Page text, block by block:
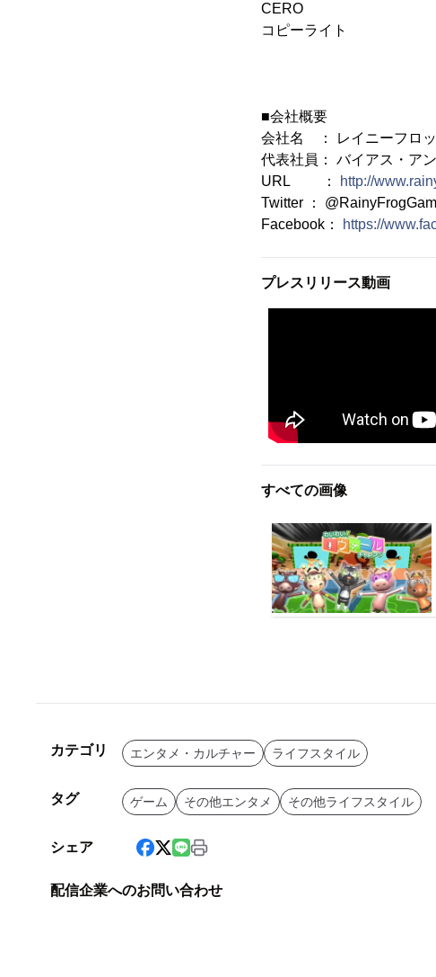
CERO ：A(
コピーライト ：
Licensed to
■会社概要
会社名 ： レイニーフロ
代表社員： バイアス・ア
URL ：
http://
Twitter ：
Facebook：
https://
プレスリリース動画
すべての画像
カテゴリ エンタメ・カルチャー ライフスタイル
タグ ゲーム その他エンタメ その他ライフスタイル
シェア
配信企業へのお問い合わせ